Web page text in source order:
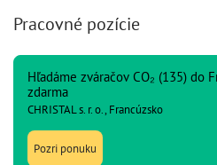
Pracovné pozície
Hľadáme zváračov CO₂ (135) do
zdarma
CHRISTAL s. r. o., Francúzsko
Pozri ponuku